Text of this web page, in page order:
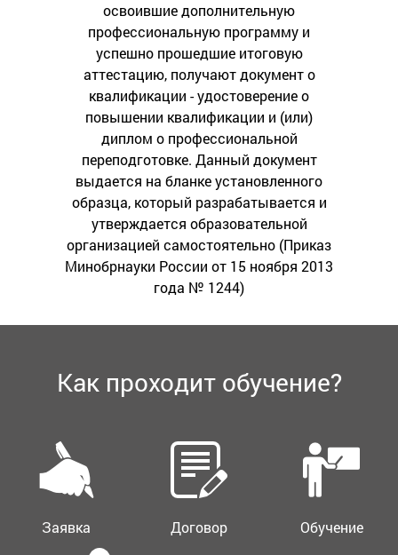
освоившие дополнительную
профессиональную программу и
успешно прошедшие итоговую
аттестацию, получают документ о
квалификации - удостоверение о
повышении квалификации и (или)
диплом о профессиональной
переподготовке. Данный документ
выдается на бланке установленного
образца, который разрабатывается и
утверждается образовательной
организацией самостоятельно (Приказ
Минобрнауки России от 15 ноября 2013
года № 1244)
Как проходит обучение?
Заявка Договор Обучение